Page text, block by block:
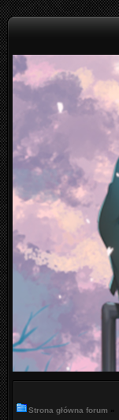
Strona główna forum »